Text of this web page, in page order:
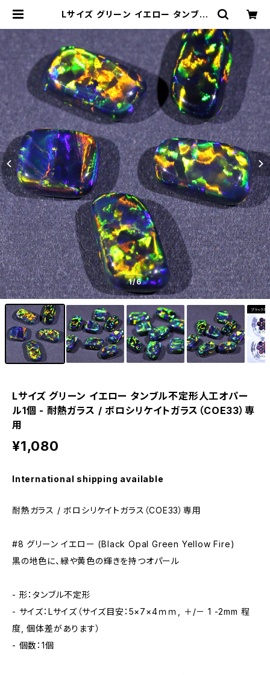
Lサイズ グリーン イエロー タンブル
/ ボロシリケイトガラス（COE33）専
用 | 33Opal
1/6
Lサイズ グリーン イエロー タンブル不定形人工オパー
ル1個 - 耐熱ガラス / ボロシリケイトガラス（COE33）専
用
¥1,080
International shipping available
耐熱ガラス / ボロシリケイトガラス（COE33）専用
#8 グリーン イエロー (Black Opal Green Yellow Fire)
黒の地色に、緑や黄色の輝きを持つオパール
- 形：タンブル不定形
- サイズ：Lサイズ（サイズ目安：5×7×4ｍｍ, ＋/－ 1 -2mm 程
度, 個体差があります）
- 個数：1個